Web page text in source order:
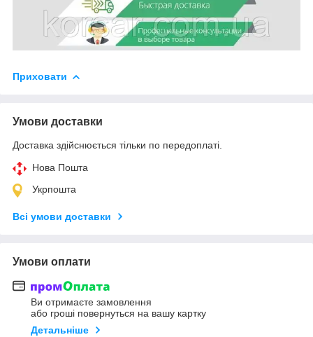
Приховати
Умови доставки
Доставка здійснюється тільки по передоплаті.
Нова Пошта
Укрпошта
Всі умови доставки
Умови оплати
Ви отримаєте замовлення
або гроші повернуться на вашу картку
Детальніше